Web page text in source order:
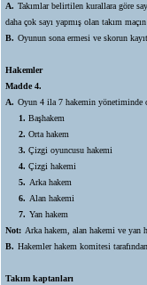
A. Takımlar belirtilen kurallara göre
daha çok sayı yapmış olan takım
B. Oyunun sona ermesi ve skorun
Hakemler
Madde 4.
A. Oyun 4 ila 7 hakemin yönetiminde
1. Başhakem
2. Orta hakem
3. Çizgi oyuncusu hakemi
4. Çizgi hakemi
5. Arka hakem
6. Alan hakemi
7. Yan hakem
Not: Arka hakem, alan hakemi ve yan
B. Hakemler hakem komitesi tarafından
Takım kaptanları